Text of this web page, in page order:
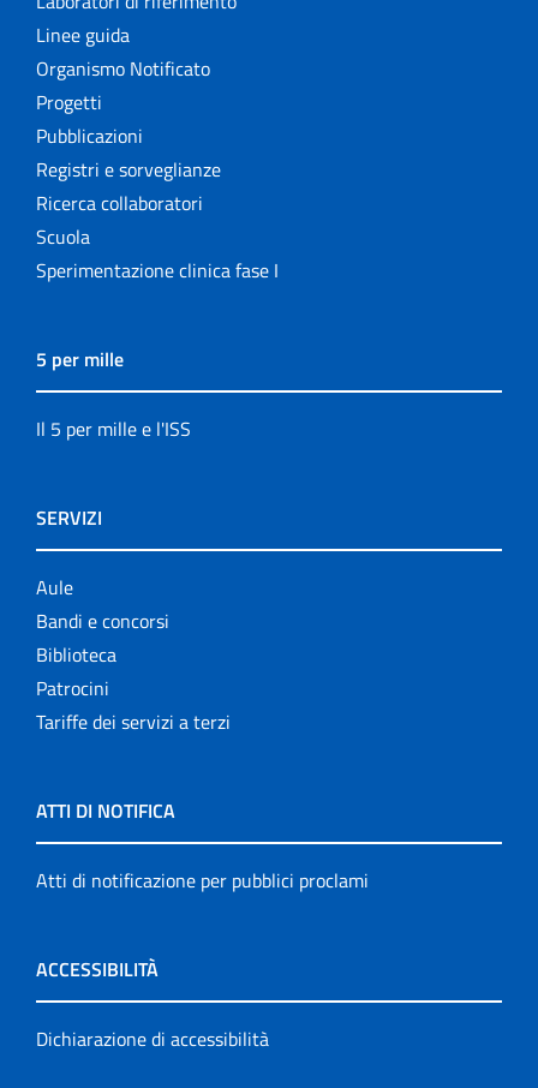
Linee guida
Organismo Notificato
Progetti
Pubblicazioni
Registri e sorveglianze
Ricerca collaboratori
Scuola
Sperimentazione clinica fase I
5 per mille
Il 5 per mille e l'ISS
SERVIZI
Aule
Bandi e concorsi
Biblioteca
Patrocini
Tariffe dei servizi a terzi
ATTI DI NOTIFICA
Atti di notificazione per pubblici proclami
ACCESSIBILITÀ
Dichiarazione di accessibilità